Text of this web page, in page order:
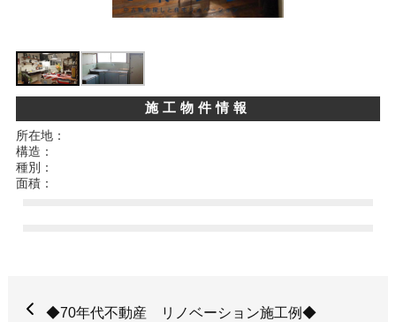
施工物件情報
所在地：
構造：
種別：
面積：
◆70年代不動産 リノベーション施工例◆